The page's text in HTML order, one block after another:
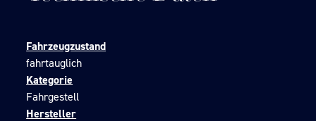
Fahrzeugzustand
fahrtauglich
Kategorie
Fahrgestell
Hersteller